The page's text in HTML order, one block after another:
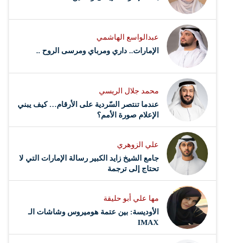
عبدالواسع الهاشمي
الإمارات.. داري ومرباي ومرسى الروح ..
محمد جلال الريسي
عندما تنتصر السّردية على الأرقام… كيف يبني
الإعلام صورة الأمم؟
علي الزوهري
جامع الشيخ زايد الكبير رسالة الإمارات التي لا
تحتاج إلى ترجمة
مها علي أبو حليقة
الأوديسة: بين عتمة هوميروس وشاشات الـ
IMAX